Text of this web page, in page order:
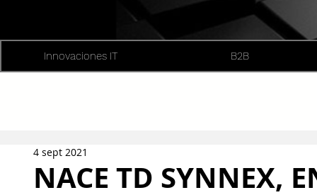
Innovaciones IT B2B
NACE TD SYNNEX,
4 sept 2021